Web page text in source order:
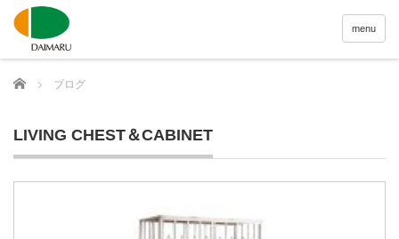
menu
Home ブログ
LIVING CHEST＆CABINET